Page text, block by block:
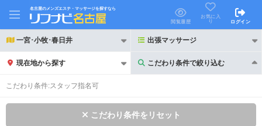
名古屋のメンズエステ・マッサージを探すなら
閲覧履歴
お気に入
り
ログイン
一宮･小牧･春日井 出張マッサージ
現在地から探す こだわり条件で絞り込む
こだわり条件で絞り込む
こだわり条件:スタッフ指名可
こだわり条件をリセット